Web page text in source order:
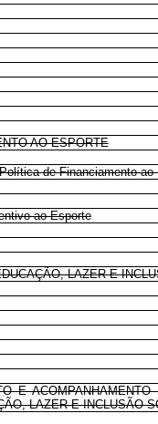
AO ESPORTE
de Financiamento ao
ao Esporte
LAZER E
E
LAZER E INCLUSÃO